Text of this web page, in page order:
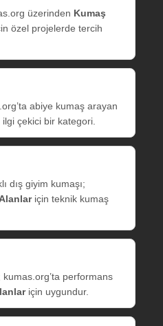
üzerinden Kumaş
özel projelerde tercih
abiye kumaş arayan
çekici bir kategori.
dış giyim kumaşı;
için teknik kumaş
kumas.org’ta performans
için uygundur.